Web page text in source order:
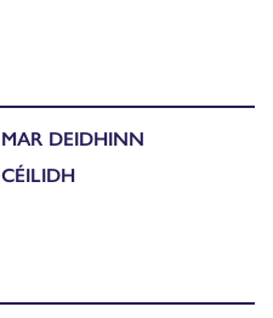
MAR DEIDHINN
CÉILIDH